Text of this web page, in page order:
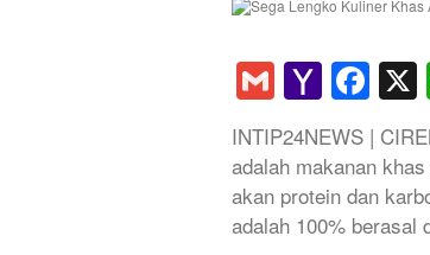
GmailYahoo
Mail
INTIP24NEWS |
adalah makanan
akan protein dan
adalah 100% berasal